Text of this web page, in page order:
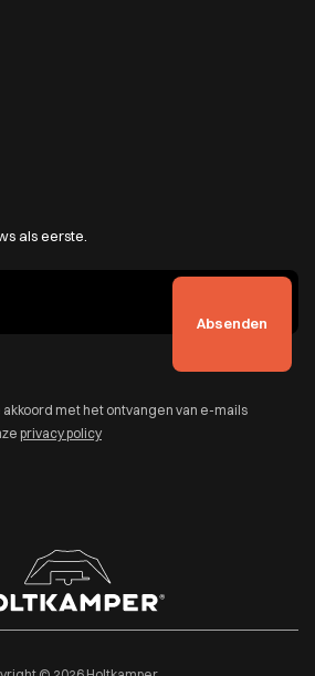
als eerste.
met het ontvangen van e-mails
privacy policy